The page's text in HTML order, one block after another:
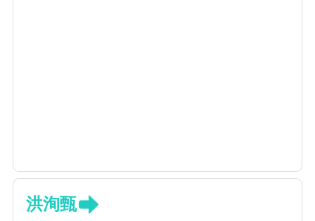
洪洵甄